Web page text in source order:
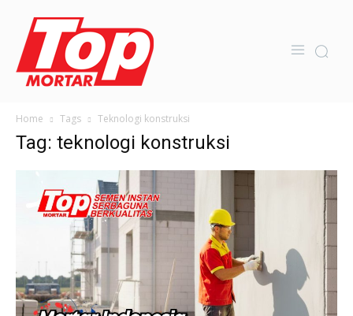
Home Tags Teknologi konstruksi
Tag: teknologi konstruksi